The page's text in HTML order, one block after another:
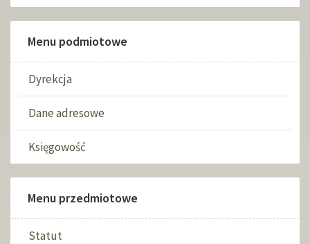
Menu podmiotowe
Dyrekcja
Dane adresowe
Księgowość
Menu przedmiotowe
Statut